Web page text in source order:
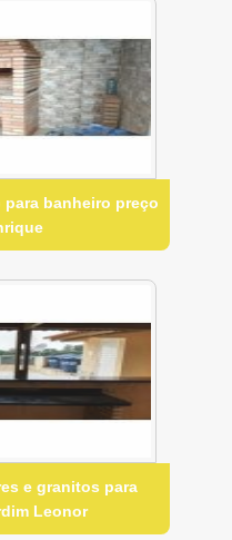
para banheiro preço
e granitos para
Leonor